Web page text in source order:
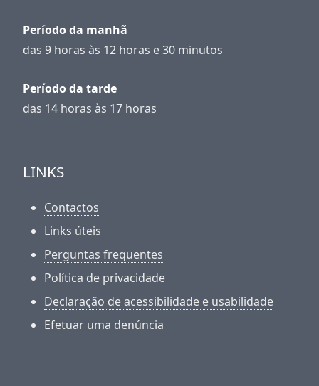
Período da manhã
das 9 horas às 12 horas e 30 minutos
Período da tarde
das 14 horas às 17 horas
LINKS
Contactos
Links úteis
Perguntas frequentes
Política de privacidade
Declaração de acessibilidade e usabilidade
Efetuar uma denúncia